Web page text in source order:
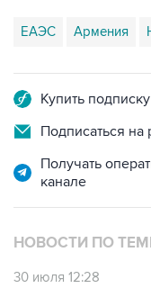
ЕАЭС Армения
Купить
Подписаться на
Получать
канале
НОВОСТИ ПО
30 июля 12:28